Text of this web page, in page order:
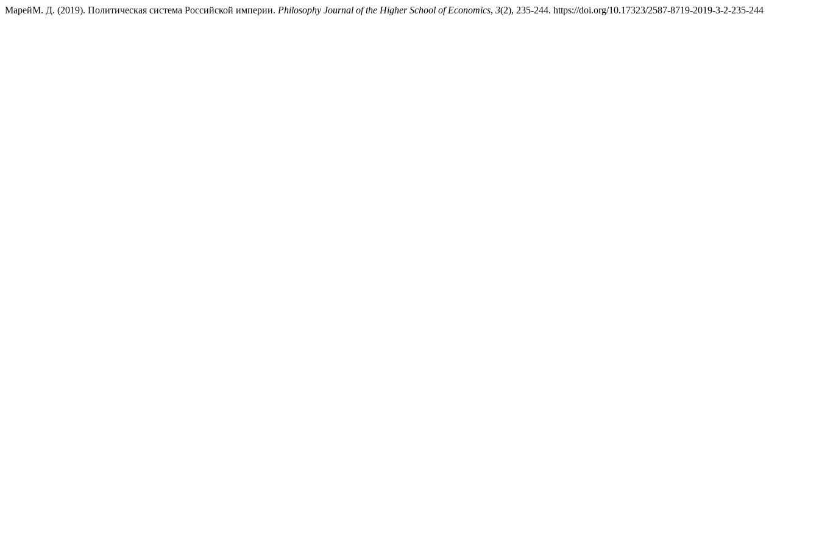
МарейМ. Д. (2019). Политическая система Российской империи. Philosophy Journal of the Higher School of Economics, 3(2), 235-244. https://doi.org/10.17323/2587-8719-2019-3-2-235-244